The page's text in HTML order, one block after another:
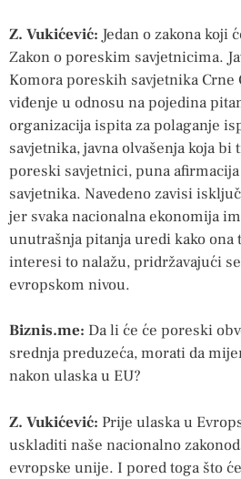
Z. Vukićević: Jedan o zakona
Zakon o poreskim savjetnicima.
Komora poreskih savjetnika Crne
viđenje u odnosu na pojedina
organizacija ispita za polaganje
savjetnika, javna olvašenja koja bi
poreski savjetnici, puna
savjetnika. Navedeno zavisi
jer svaka nacionalna ekonomija
unutrašnja pitanja uredi kako ona
interesi to nalažu, pridržavajući
evropskom nivou.
Biznis.me: Da li će će poreski
srednja preduzeća, morati da
nakon ulaska u EU?
Z. Vukićević: Prije ulaska u
uskladiti naše nacionalno
evropske unije. I pored toga što